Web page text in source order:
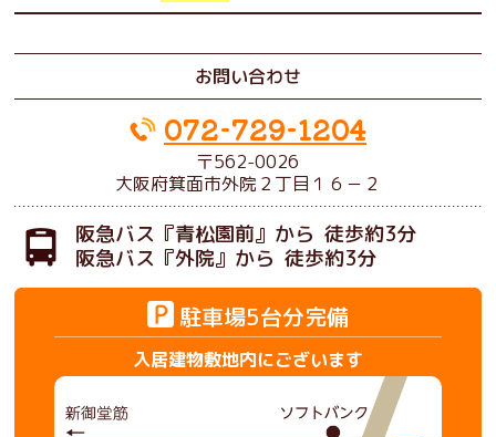
お問い合わせ
072-729-1204
〒562-0026
大阪府箕面市外院２丁目１６－２
阪急バス 『青松園前』から徒歩約3分
阪急バス 『外院』から徒歩約3分
駐車場5台分完備
入居建物敷地内にございます